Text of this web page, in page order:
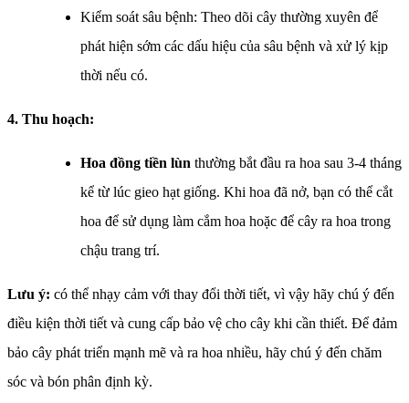
Kiểm soát sâu bệnh: Theo dõi cây thường xuyên để
phát hiện sớm các dấu hiệu của sâu bệnh và xử lý kịp
thời nếu có.
4. Thu hoạch:
Hoa đồng tiền lùn thường bắt đầu ra hoa sau 3-4 tháng
kể từ lúc gieo hạt giống. Khi hoa đã nở, bạn có thể cắt
hoa để sử dụng làm cắm hoa hoặc để cây ra hoa trong
chậu trang trí.
Lưu ý: có thể nhạy cảm với thay đổi thời tiết, vì vậy hãy chú ý đến
điều kiện thời tiết và cung cấp bảo vệ cho cây khi cần thiết. Để đảm
bảo cây phát triển mạnh mẽ và ra hoa nhiều, hãy chú ý đến chăm
sóc và bón phân định kỳ.